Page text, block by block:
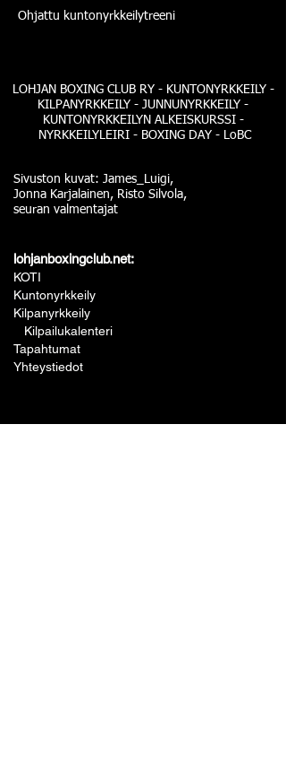
Ohjattu kuntonyrkkeilytreeni
LOHJAN BOXING CLUB RY - KUNTONYRKKEILY -
KILPANYRKKEILY - JUNNUNYRKKEILY -
KUNTONYRKKEILYN ALKEISKURSSI -
NYRKKEILYLEIRI - BOXING DAY - LoBC
Sivuston kuvat: James_Luigi,
Jonna Karjalainen, Risto Silvola,
seuran valmentajat
lohjanboxingclub.net:
KOTI
Kuntonyrkkeily
Kilpanyrkkeily
Kilpailukalenteri
Tapahtumat
Yhteystiedot